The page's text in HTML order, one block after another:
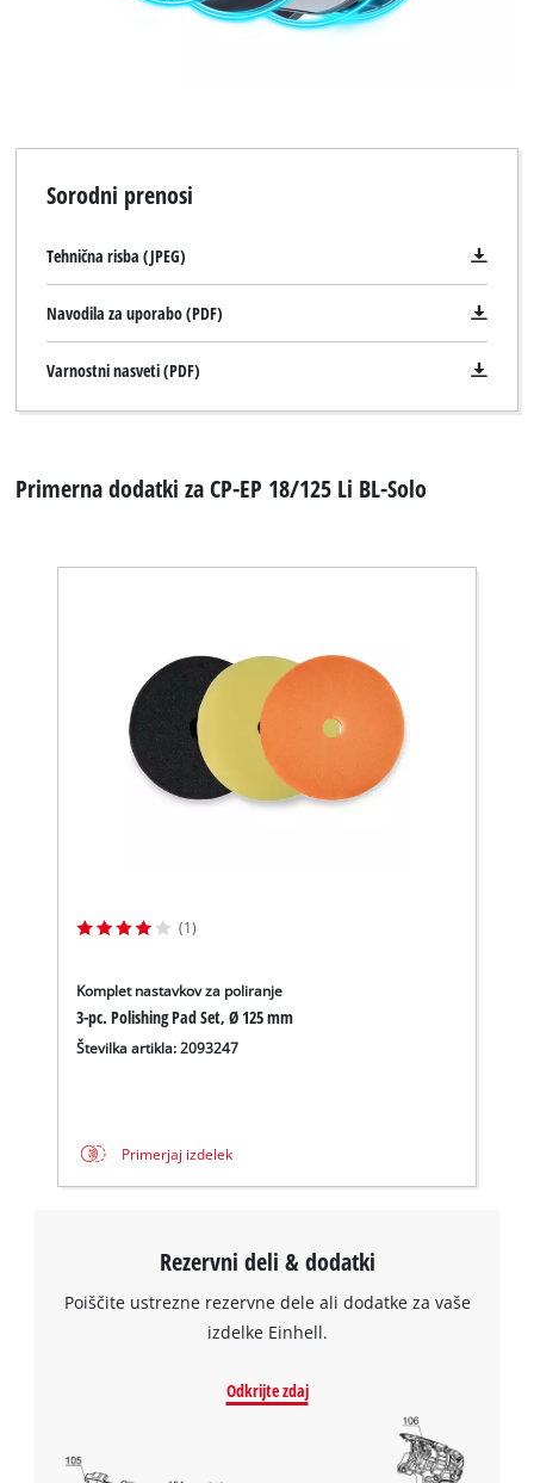
Sorodni prenosi
Tehnična risba (JPEG)
Navodila za uporabo (PDF)
Varnostni nasveti (PDF)
Primerna dodatki za CP-EP 18/125 Li BL-Solo
(1)
Komplet nastavkov za poliranje
3-pc. Polishing Pad Set, Ø 125 mm
Številka artikla: 2093247
Primerjaj izdelek
Rezervni deli & dodatki
Poiščite ustrezne rezervne dele ali dodatke za vaše
izdelke Einhell.
Odkrijte zdaj